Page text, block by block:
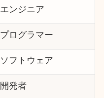
エンジニア
プログラマー
ソフトウェア
開発者